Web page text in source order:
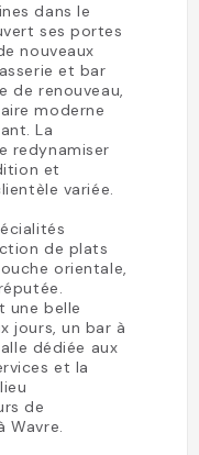
dans le
ses portes
nouveaux
et bar
de renouveau,
moderne
La
redynamiser
et
variée.
de plats
orientale,
une belle
jours, un bar à
dédiée aux
et la
de
Wavre.